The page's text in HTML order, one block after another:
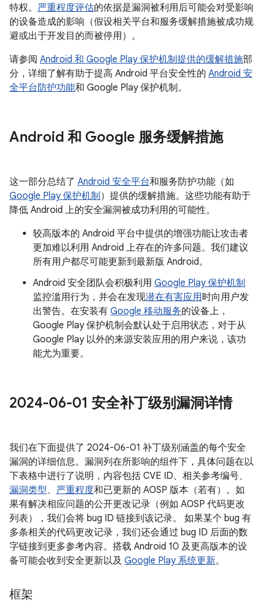
特权。 严重程度评估的依据是漏洞被利用后可能会对受影响
的设备造成的影响（假设相关平台和服务缓解措施被成功规
避或出于开发目的而被停用）。
请参阅 Android 和 Google Play 保护机制提供的缓解措施部
分，详细了解有助于提高 Android 平台安全性的 Android 安
全平台防护功能和 Google Play 保护机制。
Android 和 Google 服务缓解措施
这一部分总结了 Android 安全平台和服务防护功能（如
Google Play 保护机制 ）提供的缓解措施。这些功能有助于
降低 Android 上的安全漏洞被成功利用的可能性。
较高版本的 Android 平台中提供的增强功能让攻击者
更加难以利用 Android 上存在的许多问题。我们建议
所有用户都尽可能更新到最新版 Android。
Android 安全团队会积极利用 Google Play 保护机制
监控滥用行为，并会在发现潜在有害应用时向用户发
出警告。在安装有 Google 移动服务的设备上，
Google Play 保护机制会默认处于启用状态，对于从
Google Play 以外的来源安装应用的用户来说，该功
能尤为重要。
2024-06-01 安全补丁级别漏洞详情
我们在下面提供了 2024-06-01 补丁级别涵盖的每个安全
漏洞的详细信息。漏洞列在所影响的组件下，具体问题在以
下表格中进行了说明，内容包括 CVE ID、相关参考编号、
漏洞类型、 严重程度和已更新的 AOSP 版本（若有）。如
果有解决相应问题的公开更改记录（例如 AOSP 代码更改
列表），我们会将 bug ID 链接到该记录。 如果某个 bug 有
多条相关的代码更改记录，我们还会通过 bug ID 后面的数
字链接到更多参考内容。搭载 Android 10 及更高版本的设
备可能会收到安全更新以及 Google Play 系统更新。
框架